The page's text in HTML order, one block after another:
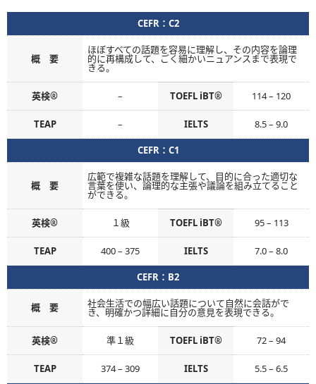
CEFR：C2
概 要
ほぼすべての話題を容易に理解し、その内容を論理
的に再構成して、ごく細かいニュアンスまで表現で
きる。
英検® – TOEFL iBT® 114 – 120
TEAP – IELTS 8.5 – 9.0
CEFR：C1
概 要
広範で複雑な話題を理解して、目的に合った適切な
言葉を使い、論理的な主張や議論を組み立てること
ができる。
英検® １級 TOEFL iBT® 95 – 113
TEAP 400 – 375 IELTS 7.0 – 8.0
CEFR：B2
概 要 社会生活での幅広い話題について自然に会話がで
き、明確かつ詳細に自分の意見を表現できる。
英検® 準１級 TOEFL iBT® 72 – 94
TEAP 374 – 309 IELTS 5.5 – 6.5